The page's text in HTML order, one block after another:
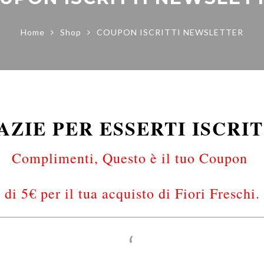
Home Shop COUPON ISCRITTI NEWSLETTER
PER ESSERTI
Complimenti, Questo è il tuo Coupon
di 5€ per il tua acquisto di Fiori Freschi.
‘